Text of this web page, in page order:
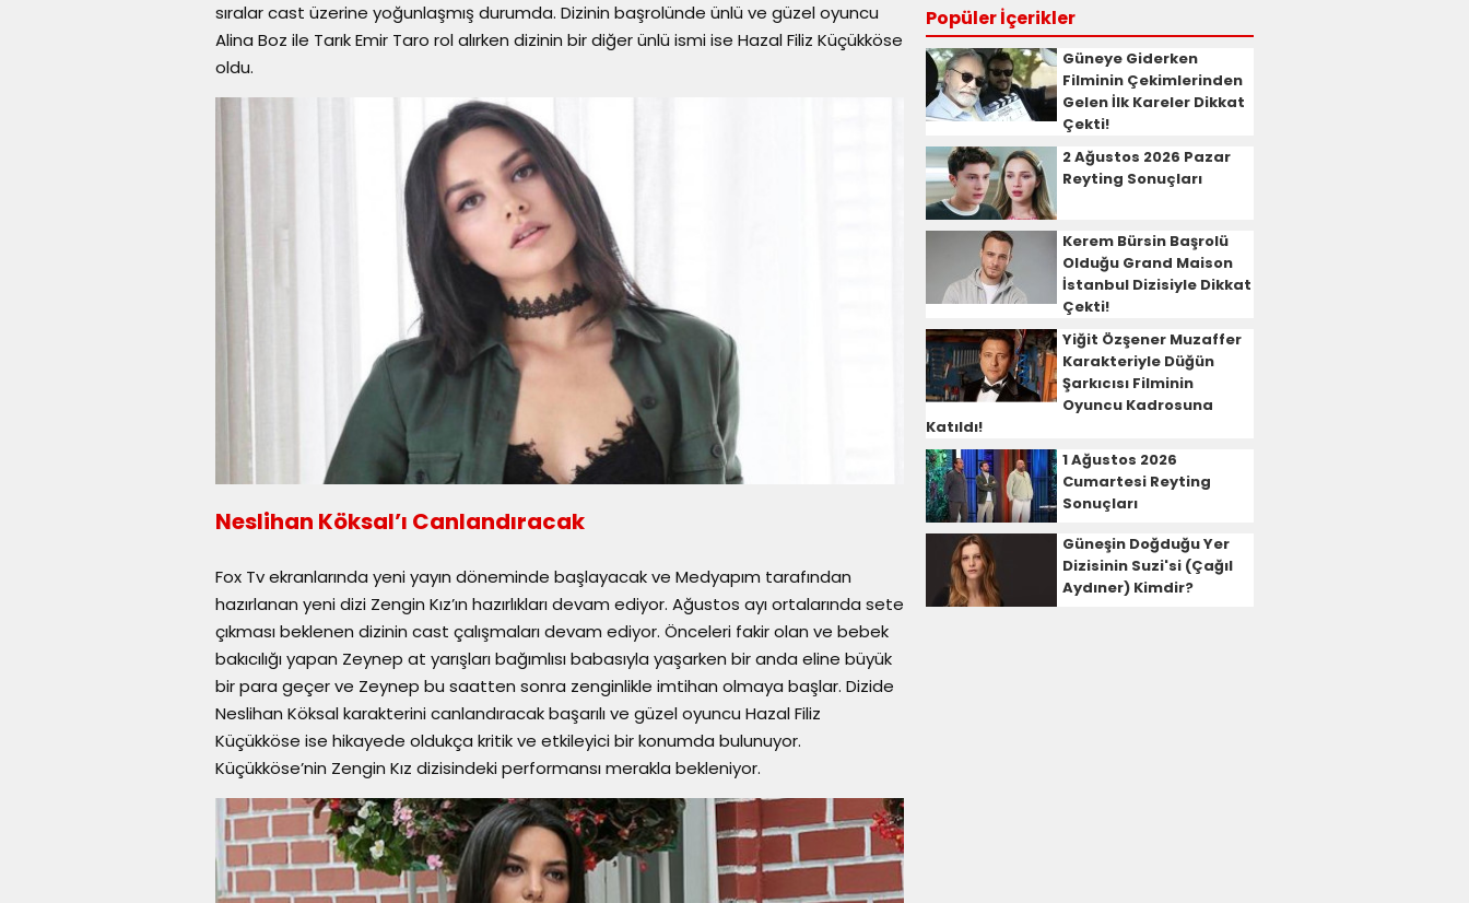
sıralar cast üzerine yoğunlaşmış durumda. Dizinin başrolünde ünlü ve güzel oyuncu
Alina Boz ile Tarık Emir Taro rol alırken dizinin bir diğer ünlü ismi ise Hazal Filiz Küçükköse
oldu.
Neslihan Köksal’ı Canlandıracak
Fox Tv ekranlarında yeni yayın döneminde başlayacak ve Medyapım tarafından
hazırlanan yeni dizi Zengin Kız’ın hazırlıkları devam ediyor. Ağustos ayı ortalarında sete
çıkması beklenen dizinin cast çalışmaları devam ediyor. Önceleri fakir olan ve bebek
bakıcılığı yapan Zeynep at yarışları bağımlısı babasıyla yaşarken bir anda eline büyük
bir para geçer ve Zeynep bu saatten sonra zenginlikle imtihan olmaya başlar. Dizide
Neslihan Köksal karakterini canlandıracak başarılı ve güzel oyuncu Hazal Filiz
Küçükköse ise hikayede oldukça kritik ve etkileyici bir konumda bulunuyor.
Küçükköse’nin Zengin Kız dizisindeki performansı merakla bekleniyor.
Popüler İçerikler
Güneye Giderken
Filminin Çekimlerinden
Gelen İlk Kareler Dikkat
Çekti!
2 Ağustos 2026 Pazar
Reyting Sonuçları
Kerem Bürsin Başrolü
Olduğu Grand Maison
İstanbul Dizisiyle Dikkat
Çekti!
Yiğit Özşener Muzaffer
Karakteriyle Düğün
Şarkıcısı Filminin
Oyuncu Kadrosuna
Katıldı!
1 Ağustos 2026
Cumartesi Reyting
Sonuçları
Güneşin Doğduğu Yer
Dizisinin Suzi'si (Çağıl
Aydıner) Kimdir?